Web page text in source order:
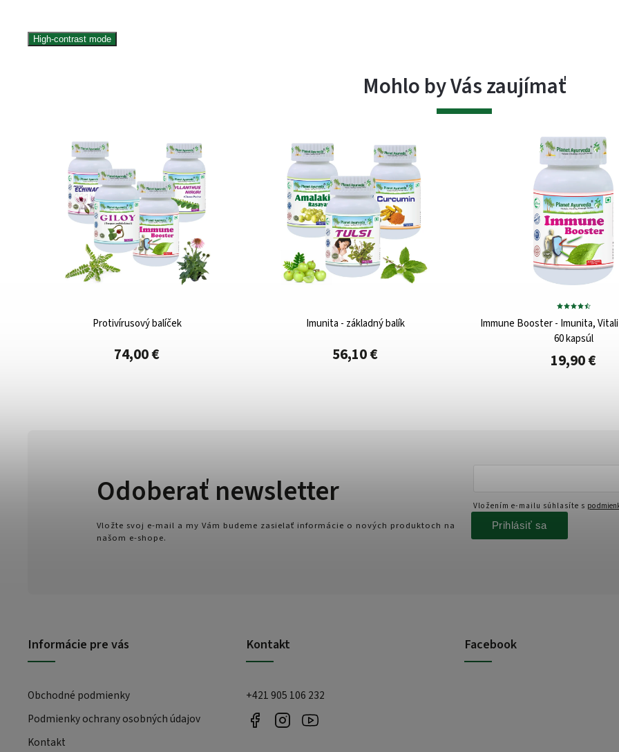
High-contrast mode
Mohlo by Vás zaujímať
Protivírusový balíček
74,00 €
Imunita - základný balík
56,10 €
Immune Booster - Imunita,
60 kapsúl
19,90 €
Informácie pre vás
Obchodné podmienky
Podmienky ochrany osobných údajov
Kontakt
Kontakt
+421 905 106 232
Facebook
Odoberať newsletter
Vložte svoj e-mail a my Vám budeme zasielať informácie o nových produktoch na
našom e-shope.
Vložením e-mailu súhlasíte s
Prihlásiť sa